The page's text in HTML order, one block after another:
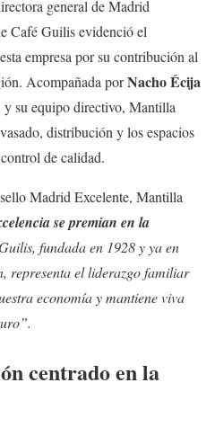
general de Madrid
Café Guilis evidenció el
empresa por su contribución al
Acompañada porNacho Écija
y su equipo directivo, Mantilla
distribución y los espacios
de calidad.
Madrid Excelente, Mantilla
se premian en la
fundada en 1928 y ya en
representa el liderazgo familiar
economía y mantiene viva
centrado en la